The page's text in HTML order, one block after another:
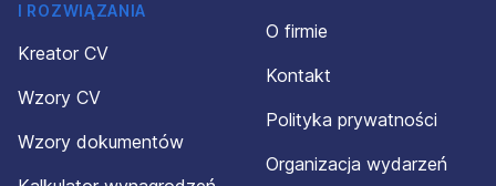
I ROZWIĄZANIA
Kreator CV
Wzory CV
Wzory dokumentów
O firmie
Kontakt
Polityka prywatności
Organizacja wydarzeń